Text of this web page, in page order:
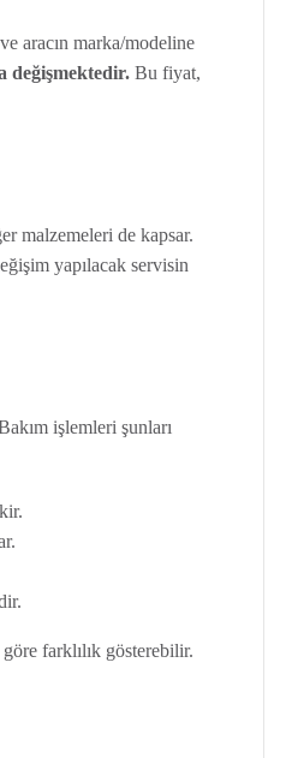
aracın marka/modeline
değişmektedir. Bu fiyat,
malzemeleri de kapsar.
yapılacak servisin
işlemleri şunları
farklılık gösterebilir.